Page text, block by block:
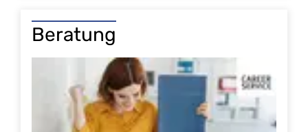
Beratung